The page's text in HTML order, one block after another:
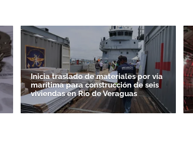
Inicia traslado de materiales por vía
marítima para construcción de seis
viviendas en Río de Veraguas